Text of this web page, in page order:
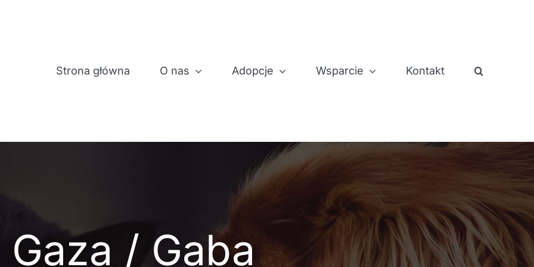
Strona główna O nas Adopcje Wsparcie Kontakt
Gaza / Gaba